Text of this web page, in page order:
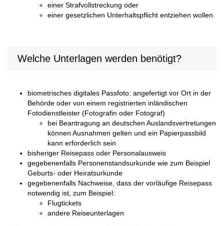
einer Strafvollstreckung oder
einer gesetzlichen Unterhaltspflicht entziehen wollen.
Welche Unterlagen werden benötigt?
biometrisches digitales Passfoto: angefertigt vor Ort in der
Behörde oder von einem registrierten inländischen
Fotodienstleister (Fotografin oder Fotograf)
bei Beantragung an deutschen Auslandsvertretungen
können Ausnahmen gelten und ein Papierpassbild
kann erforderlich sein
bisheriger Reisepass oder Personalausweis
gegebenenfalls Personenstandsurkunde wie zum Beispiel
Geburts- oder Heiratsurkunde
gegebenenfalls Nachweise, dass der vorläufige Reisepass
notwendig ist, zum Beispiel:
Flugtickets
andere Reiseunterlagen